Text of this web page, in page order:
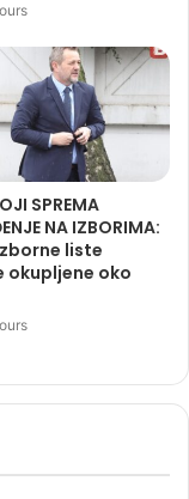
SPREMA
NA IZBORIMA:
liste
okupljene oko